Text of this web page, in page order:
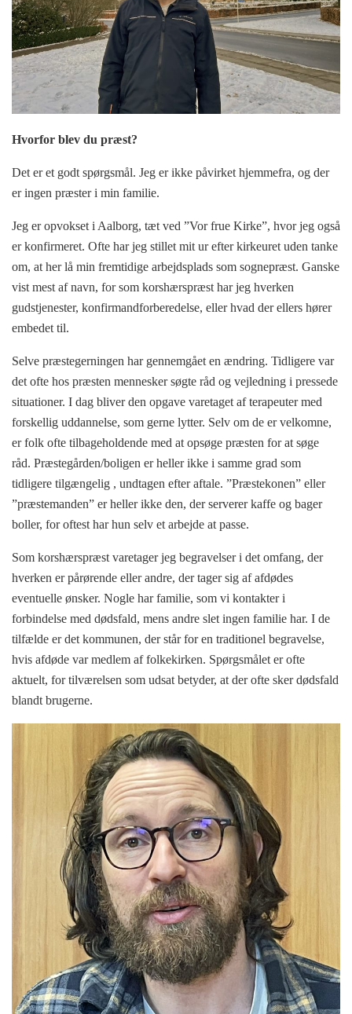
Hvorfor blev du præst?
Det er et godt spørgsmål. Jeg er ikke påvirket hjemmefra, og der
er ingen præster i min familie.
Jeg er opvokset i Aalborg, tæt ved ”Vor frue Kirke”, hvor jeg også
er konfirmeret. Ofte har jeg stillet mit ur efter kirkeuret uden tanke
om, at her lå min fremtidige arbejdsplads som sognepræst. Ganske
vist mest af navn, for som korshærspræst har jeg hverken
gudstjenester, konfirmandforberedelse, eller hvad der ellers hører
embedet til.
Selve præstegerningen har gennemgået en ændring. Tidligere var
det ofte hos præsten mennesker søgte råd og vejledning i pressede
situationer. I dag bliver den opgave varetaget af terapeuter med
forskellig uddannelse, som gerne lytter. Selv om de er velkomne,
er folk ofte tilbageholdende med at opsøge præsten for at søge
råd. Præstegården/boligen er heller ikke i samme grad som
tidligere tilgængelig , undtagen efter aftale. ”Præstekonen” eller
”præstemanden” er heller ikke den, der serverer kaffe og bager
boller, for oftest har hun selv et arbejde at passe.
Som korshærspræst varetager jeg begravelser i det omfang, der
hverken er pårørende eller andre, der tager sig af afdødes
eventuelle ønsker. Nogle har familie, som vi kontakter i
forbindelse med dødsfald, mens andre slet ingen familie har. I de
tilfælde er det kommunen, der står for en traditionel begravelse,
hvis afdøde var medlem af folkekirken. Spørgsmålet er ofte
aktuelt, for tilværelsen som udsat betyder, at der ofte sker dødsfald
blandt brugerne.